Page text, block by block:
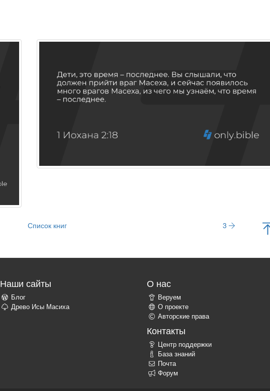
Список книг 3
Наши сайты
Блог
Древо Исы Масиха
О нас
Веруем
О проекте
Авторские права
Контакты
Центр поддержки
База знаний
Почта
Форум